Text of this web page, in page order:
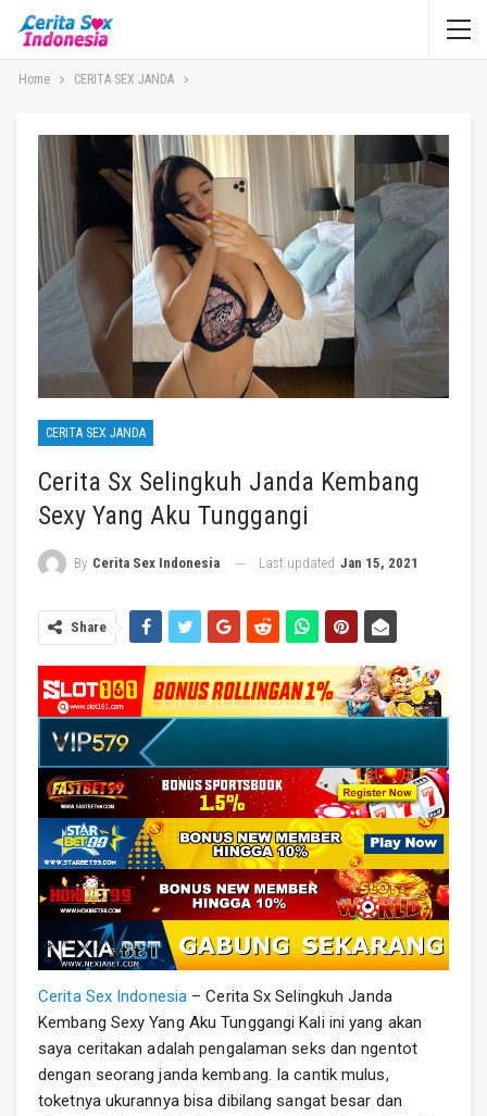
Home CERITA SEX JANDA
CERITA SEX JANDA
Cerita Sx Selingkuh Janda Kembang
Sexy Yang Aku Tunggangi
By Cerita Sex Indonesia Last updated Jan 15, 2021
Share
Cerita Sex Indonesia – Cerita Sx Selingkuh Janda
Kembang Sexy Yang Aku Tunggangi Kali ini yang akan
saya ceritakan adalah pengalaman seks dan ngentot
dengan seorang janda kembang. Ia cantik mulus,
toketnya ukurannya bisa dibilang sangat besar dan